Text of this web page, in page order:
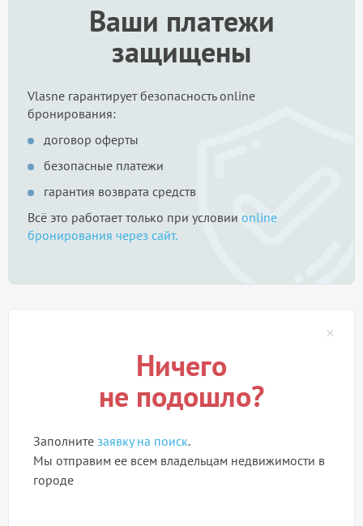
Ваши платежи
защищены
Vlasne гарантирует безопасность online
бронирования:
договор оферты
безопасные платежи
гарантия возврата средств
Всё это работает только при условии online
бронирования через сайт.
Ничего
не подошло?
Заполните заявку на поиск.
Мы отправим ее всем владельцам недвижимости в
городе